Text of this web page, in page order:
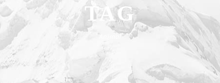
TAG
Animal